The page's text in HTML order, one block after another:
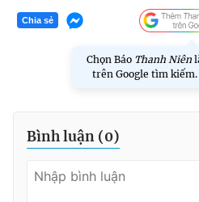
Chia sẻ
Chọn Báo Thanh Niên
trên Google tìm kiếm.
Bình luận (0)